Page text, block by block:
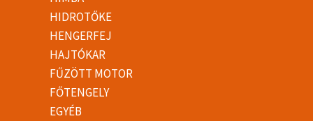
HIDROTŐKE
HENGERFEJ
HAJTÓKAR
FŰZÖTT MOTOR
FŐTENGELY
EGYÉB